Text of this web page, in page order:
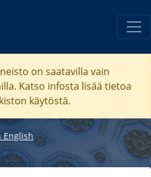
on saatavilla vain
Katso infosta lisää tietoa
käytöstä.
English